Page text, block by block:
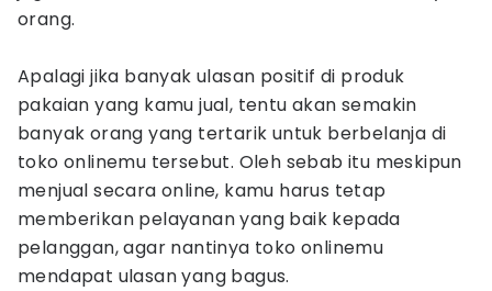
orang.
Apalagi jika banyak ulasan positif di produk
pakaian yang kamu jual, tentu akan semakin
banyak orang yang tertarik untuk berbelanja di
toko onlinemu tersebut. Oleh sebab itu meskipun
menjual secara online, kamu harus tetap
memberikan pelayanan yang baik kepada
pelanggan, agar nantinya toko onlinemu
mendapat ulasan yang bagus.